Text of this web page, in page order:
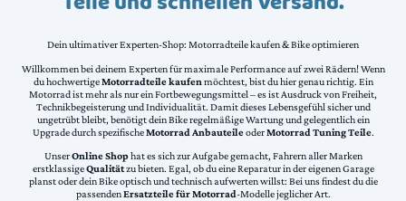
Dein ultimativer Experten-Shop: Motorradteile kaufen & Bike optimieren
Willkommen bei deinem Experten für maximale Performance auf zwei Rädern! Wenn
du hochwertigeMotorradteile kaufen möchtest, bist du hier genau richtig. Ein
Motorrad ist mehr als nur ein Fortbewegungsmittel – es ist Ausdruck von Freiheit,
Technikbegeisterung und Individualität. Damit dieses Lebensgefühl sicher und
ungetrübt bleibt, benötigt dein Bike regelmäßige Wartung und gelegentlich ein
Upgrade durch spezifischeMotorrad AnbauteileoderMotorrad Tuning Teile.
UnserOnline Shophat es sich zur Aufgabe gemacht, Fahrern aller Marken
erstklassigeQualitätzu bieten. Egal, ob du eine Reparatur in der eigenen Garage
planst oder dein Bike optisch und technisch aufwerten willst: Bei uns findest du die
passendenErsatzteile für Motorrad-Modelle jeglicher Art.